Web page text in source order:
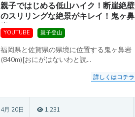
親子ではじめる低山ハイク！断崖絶壁
のスリリングな絶景がキレイ！鬼ヶ鼻
岩(おにがはないわ)
YOUTUBE 親子登山
福岡県と佐賀県の県境に位置する鬼ヶ鼻岩
(840m)[おにがはないわと読...
詳しくはコチラ
4月 20日 1,231